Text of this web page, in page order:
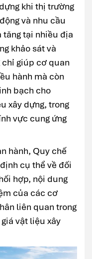
khi thị trường
và nhu cầu
tăng tại nhiều địa
khảo sát và
chỉ giúp cơ quan
hành mà còn
bạch cho
xây dựng, trong
vực cung ứng
hành, Quy chế
cụ thể về đối
hợp, nội dung
của các cơ
liên quan trong
vật liệu xây